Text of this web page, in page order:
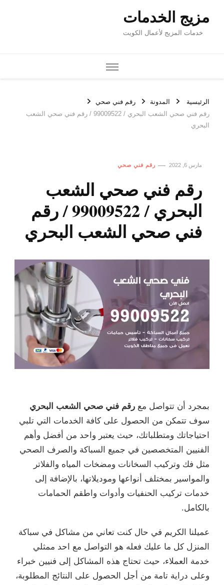
مزيج الخدمات
خدمات المزيج لأعمال الكويت
الرئيسية المدونة
رقم فني صحي
رقم فني صحي الشعب البحري / 99009522 / رقم فني صحي الشعب
البحري
مارس 6, 2022 رقم فني صحي
رقم فني صحي الشعب
البحري / 99009522 / رقم
فني صحي الشعب البحري
بمجرد أن تتواصل مع رقم فني صحي الشعب البحري
سوف تتمكن من الحصول على كافة الخدمات التي تلبي
احتياجاتك ومتطلباتك، حيث يعتبر واحد من أفضل وأهم
الفنيين المتخصصين في جميع السباكة والصرف الصحي
مثل فك وتركيب السخانات ومضخات المياه والفلاتر
والمواسير بمختلف أنواعها وموديلاتها، بالإضافة إلى
خدمات تركيب الحنفيات وأدوات واطقم الحمامات
بالكامل.
عميلنا الكريم في حال كنت تعاني من مشاكل في سباكة
المنزل كل ما عليك فعله هو التواصل مع احد ممثلي
خدمة العملاء، حيث تحتاج هذه المشاكل إلى فنيين خبراء
وعلى دراية تامة من أجل الحصول على النتائج المطلوبة،